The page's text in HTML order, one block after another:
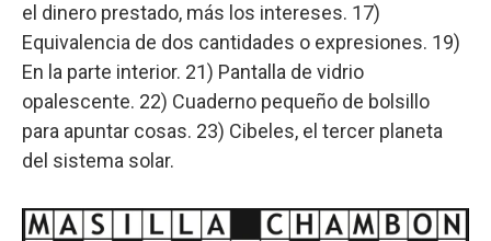
el dinero prestado, más los intereses. 17)
Equivalencia de dos cantidades o expresiones. 19)
En la parte interior. 21) Pantalla de vidrio
opalescente. 22) Cuaderno pequeño de bolsillo
para apuntar cosas. 23) Cibeles, el tercer planeta
del sistema solar.